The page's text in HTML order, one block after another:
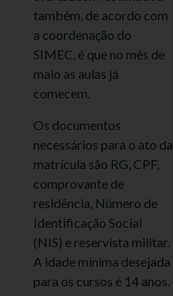
também, de acordo com
a coordenação do
SIMEC, é que no mês de
maio as aulas já
comecem.
Os documentos
necessários para o ato da
matrícula são RG, CPF,
comprovante de
residência, Número de
Identificação Social
(NIS) e reservista militar.
A idade mínima desejada
para os cursos é 14 anos.